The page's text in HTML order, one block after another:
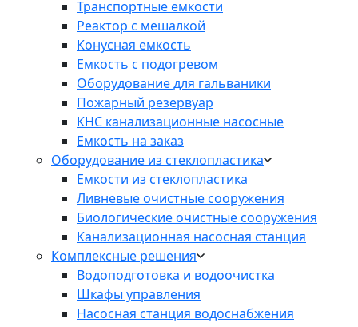
Транспортные емкости
Реактор с мешалкой
Конусная емкость
Емкость с подогревом
Оборудование для гальваники
Пожарный резервуар
КНС канализационные насосные
Емкость на заказ
Оборудование из стеклопластика
Емкости из стеклопластика
Ливневые очистные сооружения
Биологические очистные сооружения
Канализационная насосная станция
Комплексные решения
Водоподготовка и водоочистка
Шкафы управления
Насосная станция водоснабжения